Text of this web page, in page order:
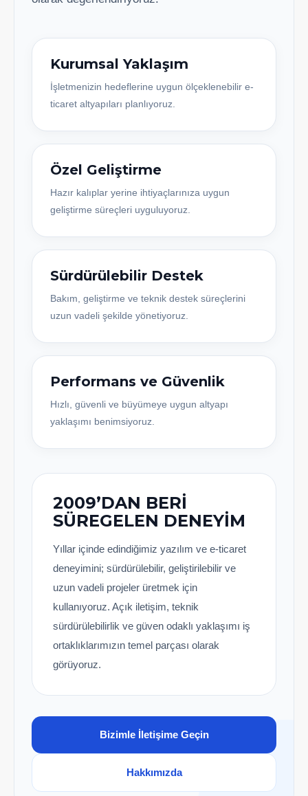
Kurumsal Yaklaşım
İşletmenizin hedeflerine uygun ölçeklenebilir e-
ticaret altyapıları planlıyoruz.
Özel Geliştirme
Hazır kalıplar yerine ihtiyaçlarınıza uygun
geliştirme süreçleri uyguluyoruz.
Sürdürülebilir Destek
Bakım, geliştirme ve teknik destek süreçlerini
uzun vadeli şekilde yönetiyoruz.
Performans ve Güvenlik
Hızlı, güvenli ve büyümeye uygun altyapı
yaklaşımı benimsiyoruz.
2009’DAN BERI
SÜREGELEN DENEYIM
Yıllar içinde edindiğimiz yazılım ve e-ticaret
deneyimini; sürdürülebilir, geliştirilebilir ve
uzun vadeli projeler üretmek için
kullanıyoruz. Açık iletişim, teknik
sürdürülebilirlik ve güven odaklı yaklaşımı iş
ortaklıklarımızın temel parçası olarak
görüyoruz.
Bizimle İletişime Geçin
Hakkımızda